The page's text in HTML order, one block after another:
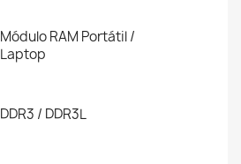
Módulo RAM Portátil /
Laptop
DDR3 / DDR3L